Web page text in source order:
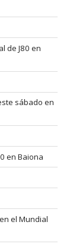
de J80 en
sábado en
en Baiona
el Mundial